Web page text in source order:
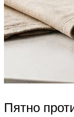
Пятно